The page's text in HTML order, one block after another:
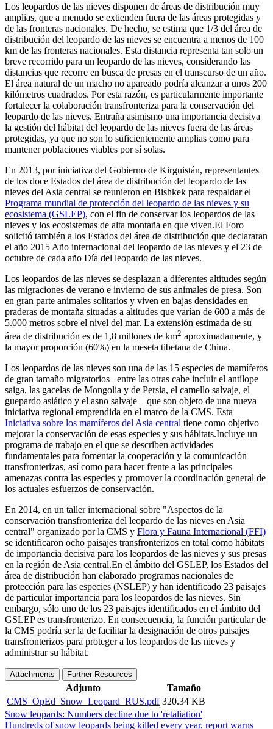
Los leopardos de las nieves disponen de áreas de distribución muy
amplias, que a menudo se extienden fuera de las áreas protegidas y
de las fronteras nacionales. De hecho, se estima que 1/3 del área de
distribución del leopardo de las nieves se encuentra a menos de 100
km de las fronteras nacionales. Esta distancia representa tan solo un
breve recorrido para un leopardo de las nieves, considerando las
distancias que recorre en busca de presas en el transcurso de un año.
El área natural de un macho no apareado podría alcanzar a unos 200
kilómetros cuadrados. Por esta razón, es particularmente importante
fortalecer la colaboración transfronteriza para la conservación del
leopardo de las nieves. Entraña asimismo una importancia decisiva
la gestión del hábitat del leopardo de las nieves fuera de las áreas
protegidas, ya que no son lo suficientemente amplias como para
mantener poblaciones viables por sí solas.
En 2013, por iniciativa del Gobierno de Kirguistán, representantes
de los doce Estados del área de distribución del leopardo de las
nieves del Asia central se reunieron en Bishkek para respaldar el
Programa mundial de protección del leopardo de las nieves y su
ecosistema (GSLEP), con el fin de conservar los leopardos de las
nieves y los ecosistemas de alta montaña en que viven.El Foro
solicitó también a los Estados del área de distribución que declararan
el año 2015 Año internacional del leopardo de las nieves y el 23 de
octubre de cada año Día del leopardo de las nieves.
Los leopardos de las nieves se desplazan a diferentes altitudes según
las migraciones de verano e invierno de sus animales de presa. Son
en gran parte animales solitarios y viven en bajas densidades en
praderas de montaña situadas a altitudes que varían de 600 a más de
5.000 metros sobre el nivel del mar. La extensión estimada de su
área de distribución es de 1,8 millones de km2 aproximadamente, y
la mayor proporción (60%) en la meseta tibetana de China.
Los leopardos de las nieves son una de las 15 especies de mamíferos
de gran tamaño migratorios– entre las otras cabe incluir el antílope
saiga, las gacelas de Mongolia y de Persia, el camello salvaje, el
guepardo asiático y el asno salvaje – que son objeto de una nueva
iniciativa regional emprendida en el marco de la CMS. Esta
Iniciativa sobre los mamíferos del Asia central tiene como objetivo
mejorar la conservación de esas especies y sus hábitats.Incluye un
programa de trabajo en el que se describen actividades
fundamentales para fomentar la cooperación y la comunicación
transfronterizas, así como para hacer frente a las principales
amenazas contra las especies y promover la coordinación general de
los actuales esfuerzos de conservación.
En 2014, en un taller internacional sobre "Aspectos de la
conservación transfronteriza del leopardo de las nieves en Asia
central" organizado por la CMS y Flora y Fauna Internacional (FFI)
se identificaron ocho paisajes transfronterizos en total como hábitats
de importancia decisiva para los leopardos de las nieves y sus presas
en la región de Asia central.En el ámbito del GSLEP, los Estados del
área de distribución han elaborado programas nacionales de
protección para las especies (NSLEP) y han identificado 23 paisajes
de particular importancia para los leopardos de las nieves. Sin
embargo, sólo uno de los 23 paisajes identificados en el ámbito del
GSLEP es transfronterizo. En consecuencia, la función particular de
la CMS podría ser la de facilitar la designación de otros paisajes
transfronterizos para proteger a los leopardos de las nieves y
administrar su hábitat.
Attachments Further Resources
Adjunto
Tamaño
CMS_OpEd_Snow_Leopard_RUS.pdf 320.34 KB
Snow leopards: Numbers decline due to 'retaliation'
Hundreds of snow leopards being killed every year, report warns